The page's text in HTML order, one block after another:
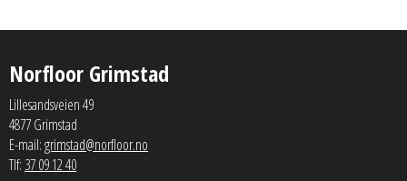
Norfloor Grimstad
Lillesandsveien 49
4877 Grimstad
E-mail:grimstad@norfloor.no
Tlf: 37 09 12 40